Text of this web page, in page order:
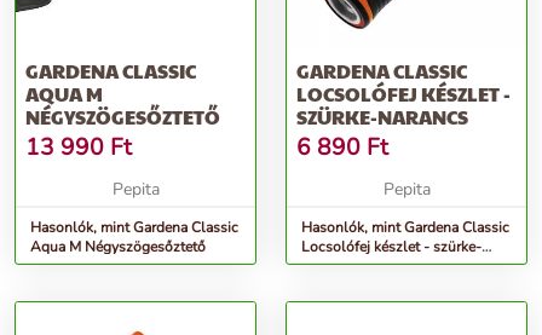
GARDENA CLASSIC
AQUA M
NÉGYSZÖGESŐZTETŐ
13 990 Ft
Pepita
Hasonlók, mint Gardena Classic
Aqua M Négyszögesőztető
GARDENA CLASSIC
LOCSOLÓFEJ KÉSZLET -
SZÜRKE-NARANCS
6 890 Ft
Pepita
Hasonlók, mint Gardena Classic
Locsolófej készlet - szürke-
narancs